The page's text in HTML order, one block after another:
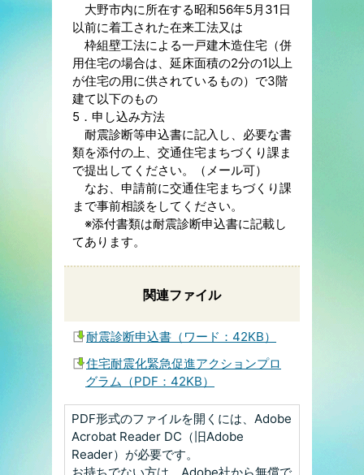
大野市内に所在する昭和56年5月31日
以前に着工された在来工法又は
枠組壁工法による一戸建木造住宅（併
用住宅の場合は、延床面積の2分の1以上
が住宅の用に供されているもの）で3階
建て以下のもの
5．申し込み方法
耐震診断等申込書に記入し、必要な書
類を添付の上、交通住宅まちづくり課ま
で提出してください。（メール可）
なお、申請前に交通住宅まちづくり課
まで事前相談をしてください。
※添付書類は耐震診断申込書に記載し
てあります。
関連ファイル
耐震診断申込書（ワード：42KB）
住宅耐震化緊急促進アクションプロ
グラム（PDF：42KB）
PDF形式のファイルを開くには、Adobe
Acrobat Reader DC（旧Adobe
Reader）が必要です。